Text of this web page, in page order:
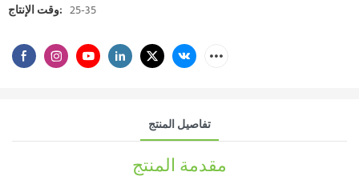
وقت الإنتاج: 25-35
تفاصيل المنتج
مقدمة المنتج